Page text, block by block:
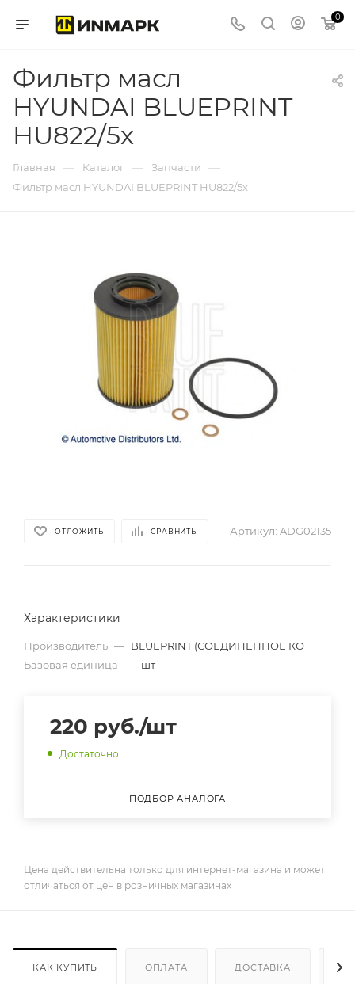
0
Фильтр масл
HYUNDAI BLUEPRINT
HU822/5x
Главная — Каталог — Запчасти —
Фильтр масл HYUNDAI BLUEPRINT HU822/5x
ОТЛОЖИТЬ СРАВНИТЬ Артикул: ADG02135
Характеристики
Производитель — BLUEPRINT (СОЕДИНЕННОЕ КО
Базовая единица — шт
220 руб./шт
Достаточно
ПОДБОР АНАЛОГА
Цена действительна только для интернет-магазина и может
отличаться от цен в розничных магазинах
КАК КУПИТЬ ОПЛАТА ДОСТАВКА